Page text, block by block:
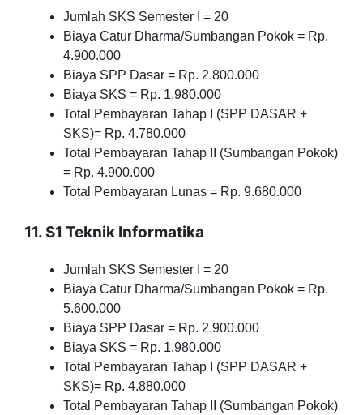
Jumlah SKS Semester I = 20
Biaya Catur Dharma/Sumbangan Pokok = Rp.
4.900.000
Biaya SPP Dasar = Rp. 2.800.000
Biaya SKS = Rp. 1.980.000
Total Pembayaran Tahap I (SPP DASAR +
SKS)= Rp. 4.780.000
Total Pembayaran Tahap II (Sumbangan Pokok)
= Rp. 4.900.000
Total Pembayaran Lunas = Rp. 9.680.000
11. S1 Teknik Informatika
Jumlah SKS Semester I = 20
Biaya Catur Dharma/Sumbangan Pokok = Rp.
5.600.000
Biaya SPP Dasar = Rp. 2.900.000
Biaya SKS = Rp. 1.980.000
Total Pembayaran Tahap I (SPP DASAR +
SKS)= Rp. 4.880.000
Total Pembayaran Tahap II (Sumbangan Pokok)